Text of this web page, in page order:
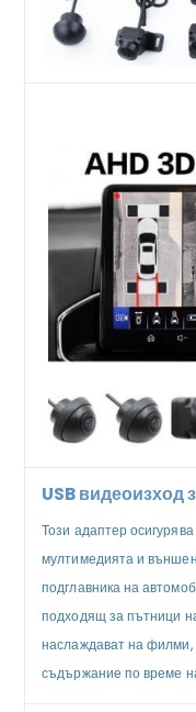
USB видеоизход
Този адаптер
мултимедията и
подглавника на
подходящ за пътници
наслаждават на филми,
съдържание по време